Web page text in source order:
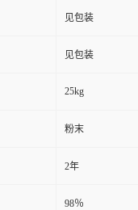
见包装
见包装
25kg
粉末
2年
98％